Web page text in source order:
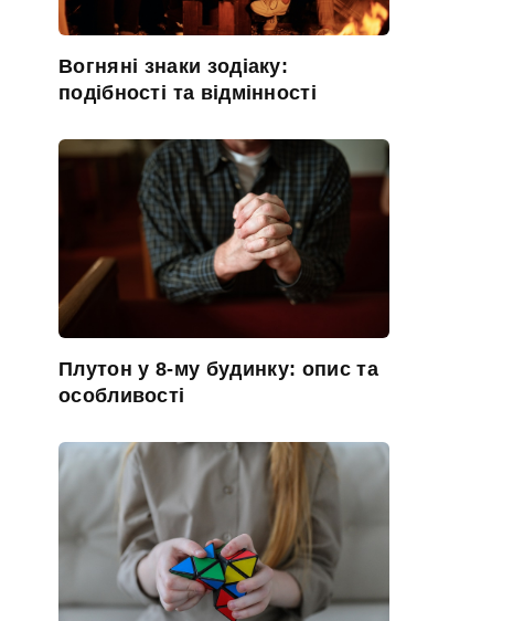
Вогняні знаки зодіаку:
подібності та відмінності
Плутон у 8-му будинку: опис та
особливості